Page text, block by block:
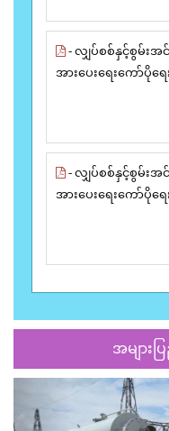
- လျှပ်စစ်နှင့်စွမ်းအ
အားပေးရေးကော်ပိုရ
- လျှပ်စစ်နှင့်စွမ်းအ
အားပေးရေးကော်ပိုရ
အများ
Previous